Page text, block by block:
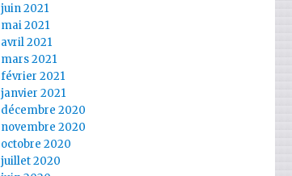
juin 2021
mai 2021
avril 2021
mars 2021
février 2021
janvier 2021
décembre 2020
novembre 2020
octobre 2020
juillet 2020